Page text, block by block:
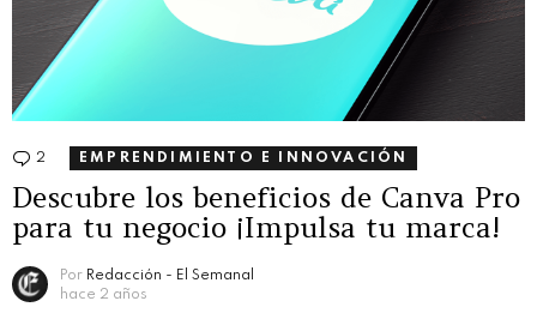
2 Comentarios
EMPRENDIMIENTO E INNOVACIÓN
Descubre los beneficios de Canva Pro
para tu negocio ¡Impulsa tu marca!
Por Redacción - El Semanal
hace 2 años